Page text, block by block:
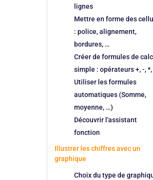
lignes
Mettre en forme des
: police, alignement,
bordures, …
Créer de formules de
simple : opérateurs +, -,
Utiliser les formules
automatiques (Somme,
moyenne, …)
Découvrir l'assistant
fonction
Illustrer les chiffres avec un
graphique
Choix du type de